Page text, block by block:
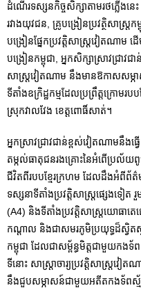
ដំណើរទស្សនកិច្ចសិក្សាតាមរថភ្លើងន
រវាងយុវជន, គ្រូបង្រៀនប្រវត្ថិសាស្រ្ត
បង្រៀនផ្នែកប្រវត្តិសាស្រ្តវៀតណា
បង្រៀនកម្ពុជា, អ្នកសិក្សាស្រាវជ្រាវជ
សាស្រ្តវៀតណាម នឹងមានឱកាសសម្ភា
ទីតាំងឧក្រិដ្ឋកម្មដែលប្រព្រឹត្តក្រោម
ស្រុកវាលវែង ខេត្តពោធិ៍សាត់។
អ្នកស្រាវជ្រាវជាន់ខ្ពស់វៀតណាមនឹងធ្
តម្កល់ធាតុជនរងគ្រោះនៃអំពើប្រល័យ
ជីវិតពីរបបខ្មែរក្រហម ដែលដឹងអំពីព័ត៌
ទស្សនាទីតាំងប្រវត្តិសាស្ត្រផ្សេងទៀត
(A4) និងទីតាំងប្រវត្តិសាស្ត្រយោធាត
កណ្តាល និងជាសមរភូមិប្រយុទ្ធដ៏ស្វិតស្
កម្ពុជា ដែលជាសម្ព័ន្ធមិត្តជាមួយកង
ទីនោះ សាស្រ្តាចារ្យប្រវត្តិសាស្រ្តវៀ
នឹងជួបសម្ភាសន៍ជាមួយអតីតកងទ័ពស្ម័គ្